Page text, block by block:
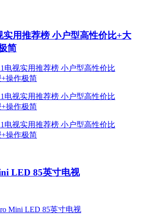
用推荐榜 小户型高性价比+大
简
LED 85英寸电视